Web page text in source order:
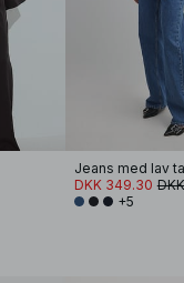
Jeans med lav
DKK 349.30
+5